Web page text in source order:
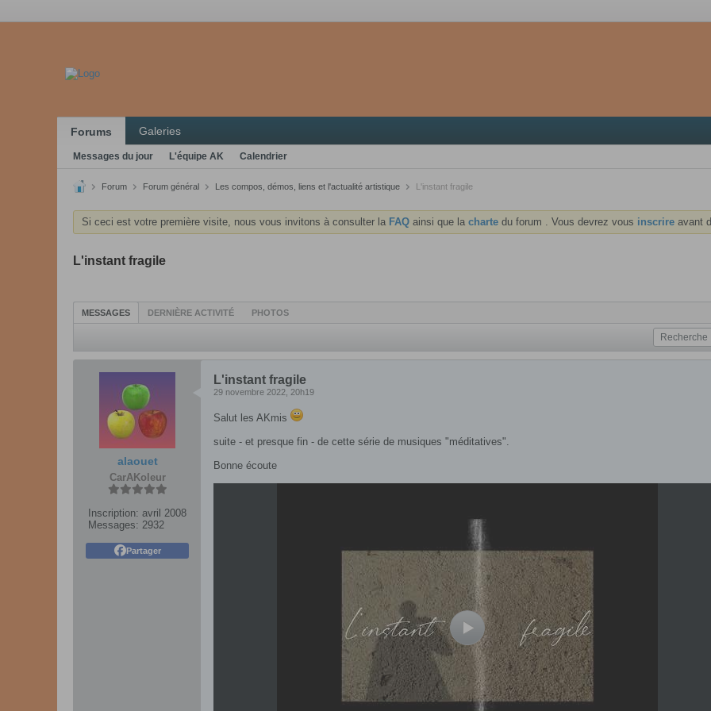
Forums Galeries
Messages du jour L'équipe AK Calendrier
Forum Forum général Les compos, démos, liens et l'actualité artistique L'instant fragile
Si ceci est votre première visite, nous vous invitons à consulter la FAQ ainsi que la charte du forum . Vous devrez vous inscrire avant
L'instant fragile
MESSAGES DERNIÈRE ACTIVITÉ PHOTOS
alaouet
CarAKoleur
Inscription: avril 2008
Messages: 2932
Partager
L'instant fragile
29 novembre 2022, 20h19
Salut les AKmis
suite - et presque fin - de cette série de musiques "méditatives".
Bonne écoute